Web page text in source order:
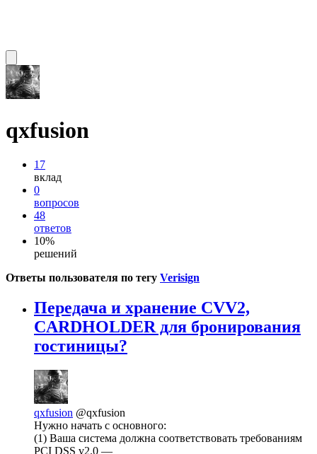
qxfusion
17
вклад
0
вопросов
48
ответов
10%
решений
Ответы пользователя по тегу Verisign
Передача и хранение CVV2,
CARDHOLDER для бронирования
гостиницы?
qxfusion @qxfusion
Нужно начать с основного:
(1) Ваша система должна соответствовать требованиям
PCI DSS v2.0 —